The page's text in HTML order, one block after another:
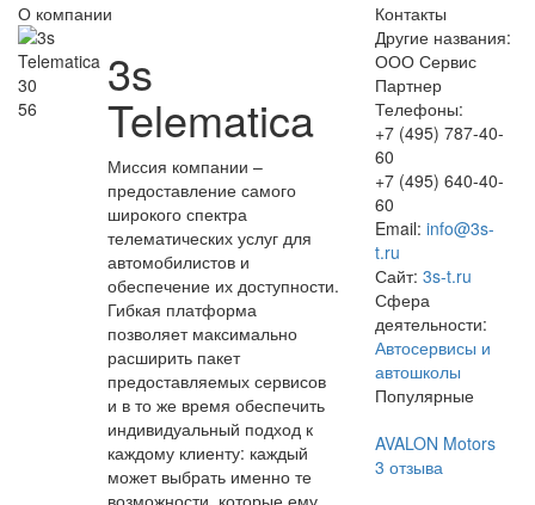
О компании
30
56
3s
Telematica
Миссия компании –
предоставление самого
широкого спектра
телематических услуг для
автомобилистов и
обеспечение их доступности.
Гибкая платформа
позволяет максимально
расширить пакет
предоставляемых сервисов
и в то же время обеспечить
индивидуальный подход к
каждому клиенту: каждый
может выбрать именно те
возможности, которые ему
Контакты
Другие названия:
ООО Сервис
Партнер
Телефоны:
+7 (495) 787-40-
60
+7 (495) 640-40-
60
Email: info@3s-
t.ru
Сайт: 3s-t.ru
Сфера
деятельности:
Автосервисы и
автошколы
Популярные
AVALON Motors
3 отзыва